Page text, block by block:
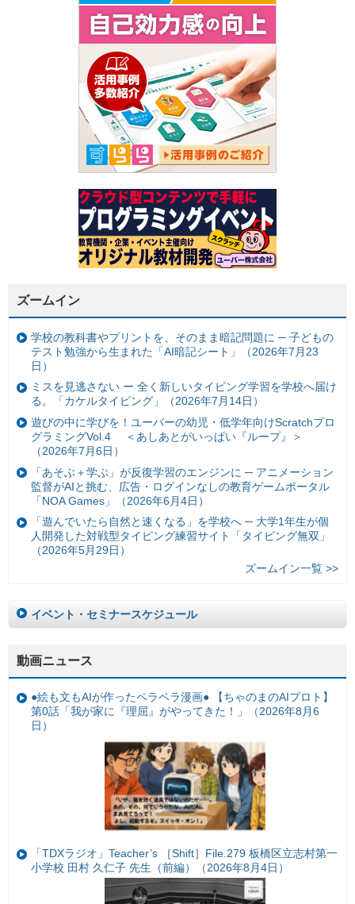
ズームイン
学校の教科書やプリントを、そのまま暗記問題に ─ 子どもの
テスト勉強から生まれた「AI暗記シート」（2026年7月23
日）
ミスを見逃さない ー 全く新しいタイピング学習を学校へ届け
る。「カケルタイピング」（2026年7月14日）
遊びの中に学びを！ユーバーの幼児・低学年向けScratchプロ
グラミングVol.4 ＜あしあとがいっぱい『ループ』＞
（2026年7月6日）
「あそぶ＋学ぶ」が反復学習のエンジンに ─ アニメーション
監督がAIと挑む、広告・ログインなしの教育ゲームポータル
「NOA Games」（2026年6月4日）
「遊んでいたら自然と速くなる」を学校へ ─ 大学1年生が個
人開発した対戦型タイピング練習サイト「タイピング無双」
（2026年5月29日）
ズームイン一覧 >>
イベント・セミナースケジュール
動画ニュース
●絵も文もAIが作ったペラペラ漫画● 【ちゃのまのAIプロト】
第0話「我が家に『理屈』がやってきた！」（2026年8月6
日）
「TDXラジオ」Teacher’s ［Shift］File.279 板橋区立志村第一
小学校 田村 久仁子 先生（前編）（2026年8月4日）